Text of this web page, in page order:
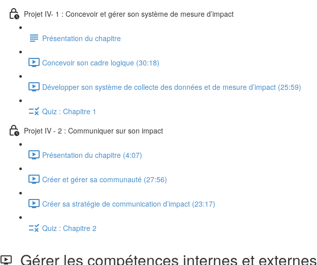
Projet IV- 1 : Concevoir et gérer son système de mesure d’impact
Présentation du chapitre
Concevoir son cadre logique (30:18)
Développer son système de collecte des données et de mesure d’impact (25:59)
Quiz : Chapitre 1
Projet IV - 2 : Communiquer sur son impact
Présentation du chapitre (4:07)
Créer et gérer sa communauté (27:56)
Créer sa stratégie de communication d’impact (23:17)
Quiz : Chapitre 2
Gérer les compétences internes et externes